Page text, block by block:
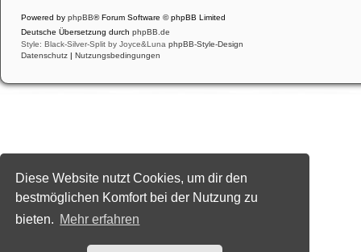
Diese Website nutzt Cookies, um dir den
bestmöglichen Komfort bei der Nutzung zu
bieten. Mehr erfahren
Powered by phpBB® Forum Software © phpBB Limited
Deutsche Übersetzung durch phpBB.de
Style: Black-Silver-Split by Joyce&Luna phpBB-Style-Design
Datenschutz
Nutzungsbedingungen